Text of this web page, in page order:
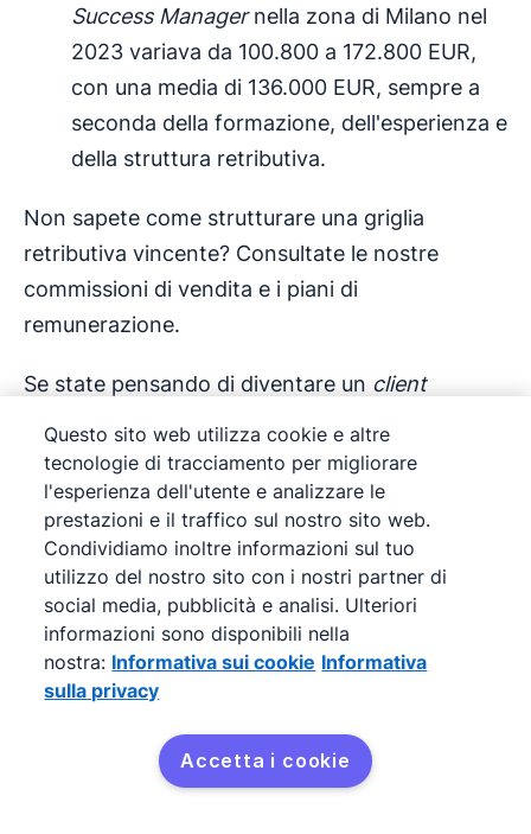
Success Managernella zona di Milano nel
2023 variava da 100.800 a 172.800 EUR,
con una media di 136.000 EUR, sempre a
seconda della formazione, dell'esperienza e
della struttura retributiva.
Non sapete come strutturare una griglia
retributiva vincente? Consultate le nostre
commissioni di vendita e i piani di
remunerazione.
Se state pensando di diventare un client
altri aspetti di questo ruolo:
Leggete attentamente la descrizione del
lavoro del Customer Success Specialist
verificate dove vi collocherete. Molte
aziende commettono l'errore di parlare
solo di loro stesse e delle loro esigenze,
senza dire perché vorrebbero cooptarvi.
Prestate attenzione al loro stile di
comunicazione. Sono tempestivi nel
Questo sito web utilizza cookie e altre
tecnologie di tracciamento per migliorare
l'esperienza dell'utente e analizzare le
prestazioni e il traffico sul nostro sito web.
Condividiamo inoltre informazioni sul tuo
utilizzo del nostro sito con i nostri partner di
social media, pubblicità e analisi. Ulteriori
informazioni sono disponibili nella
nostra: Informativa sui cookie Informativa
sulla privacy
Accetta i cookie